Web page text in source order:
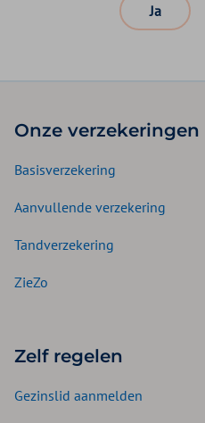
Ja
Onze verzekeringen
Basisverzekering
Aanvullende verzekering
Tandverzekering
ZieZo
Zelf regelen
Gezinslid aanmelden